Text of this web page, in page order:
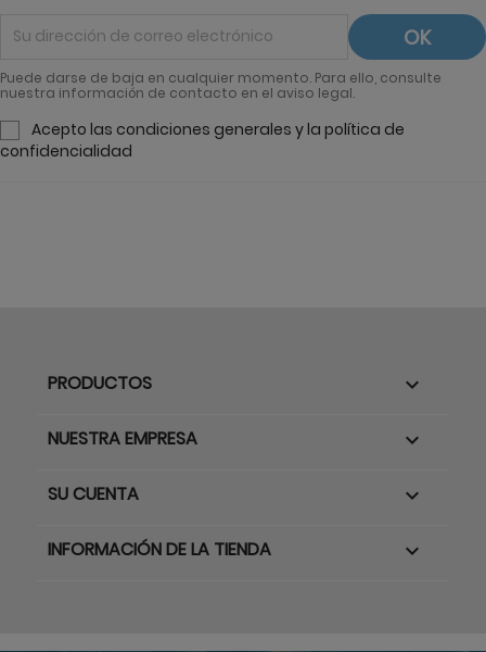
Puede darse de baja en cualquier momento. Para ello, consulte
nuestra información de contacto en el aviso legal.
Acepto las condiciones generales y la política de
confidencialidad
PRODUCTOS 
NUESTRA EMPRESA 
SU CUENTA 
INFORMACIÓN DE LA TIENDA keyboard_arrow_down